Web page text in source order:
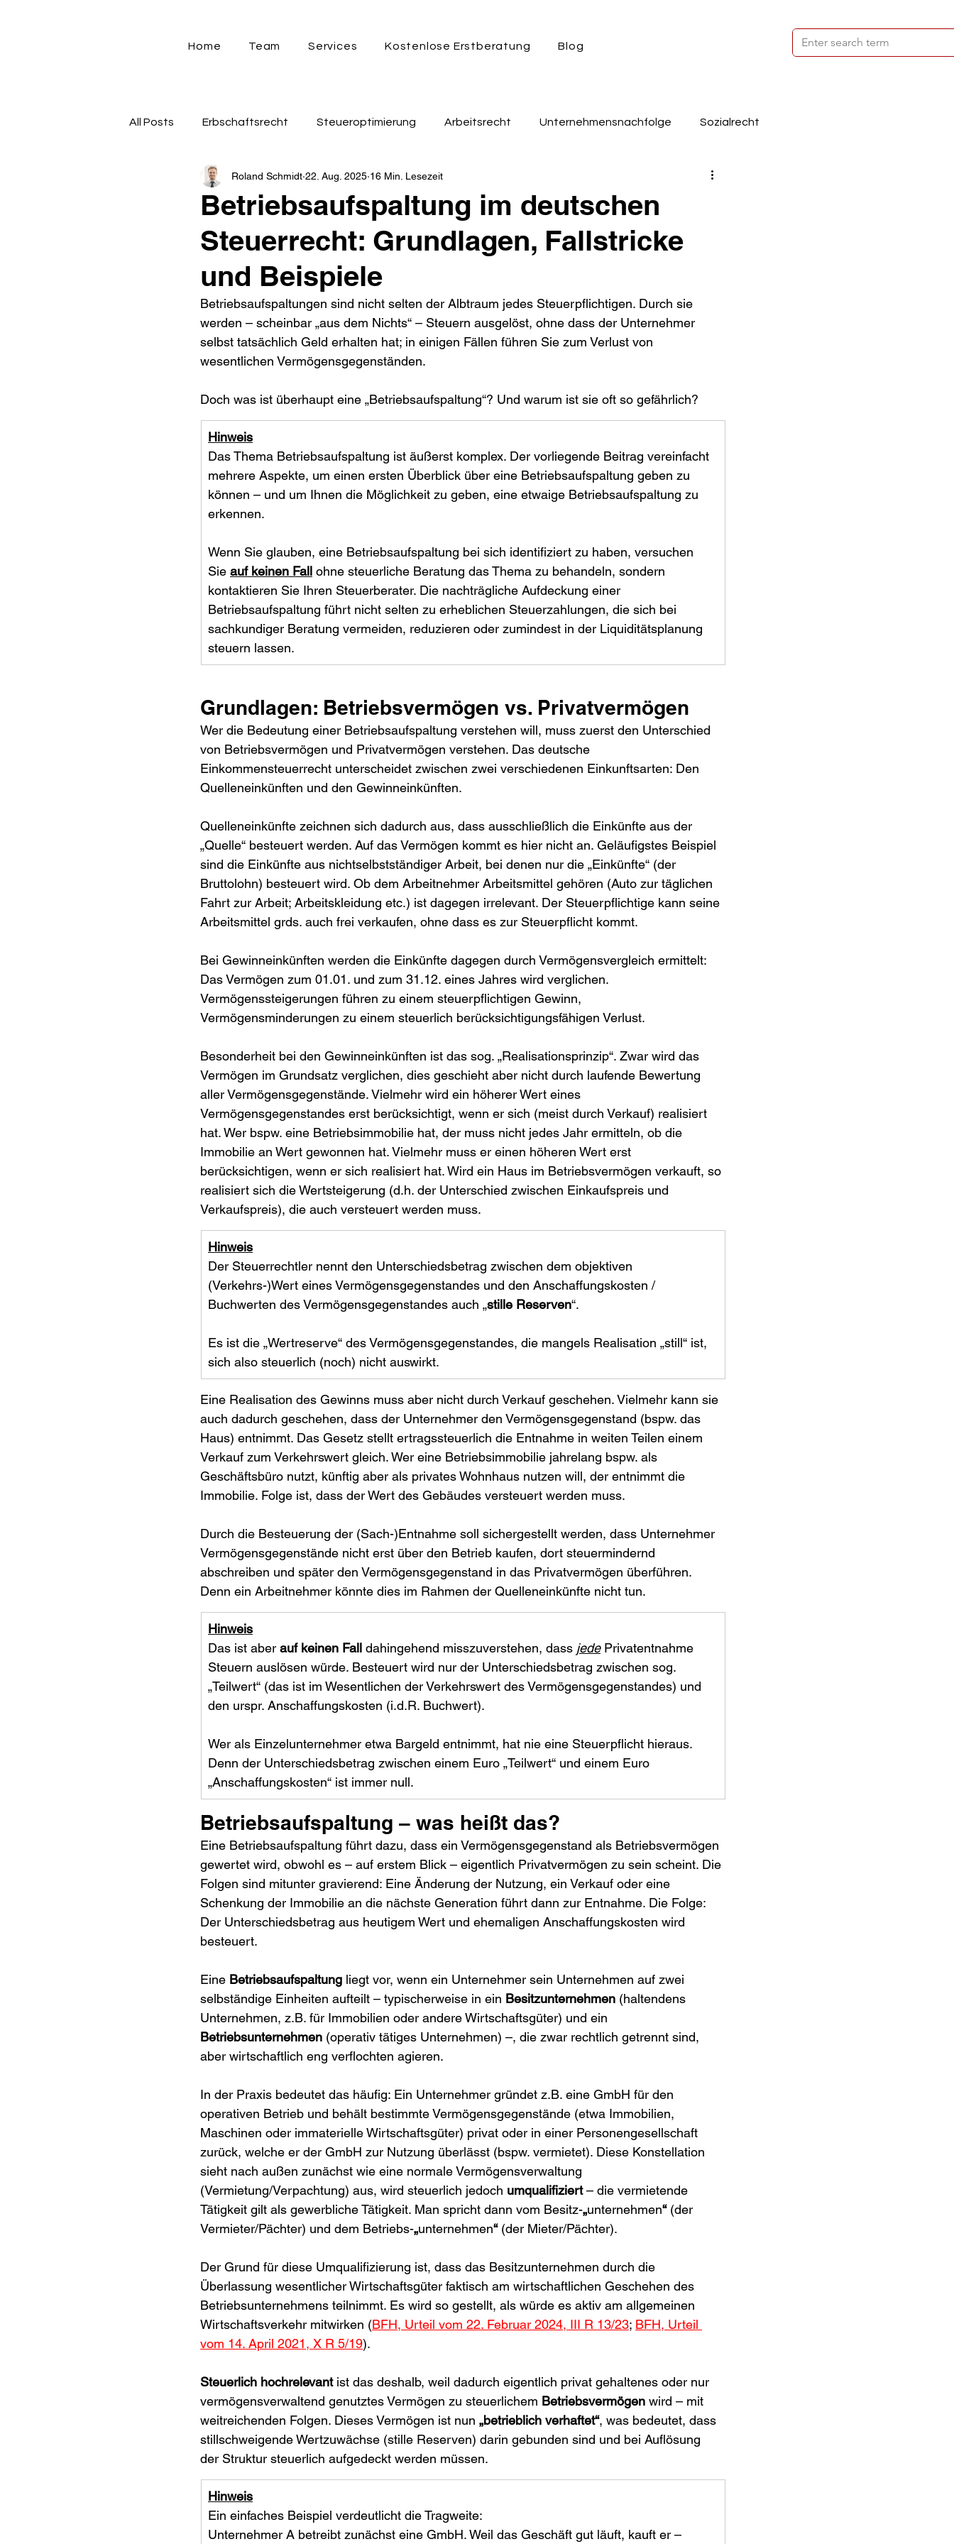
Home Team Services Kostenlose Erstberatung Blog
All Posts Erbschaftsrecht Steueroptimierung Arbeitsrecht Unternehmensnachfolge Sozialrecht
Strafrecht Verwaltungsrecht Insolvenzrecht Steuerrecht
Gewerbesteuer Sozialversicherungsrecht Zivilrecht
Betriebsaufspaltung im deutschen
Steuerrecht: Grundlagen, Fallstricke
und Beispiele
Roland Schmidt 22. Aug. 2025 16 Min. Lesezeit
Betriebsaufspaltungen sind nicht selten der Albtraum jedes Steuerpflichtigen. Durch sie
werden – scheinbar „aus dem Nichts“ – Steuern ausgelöst, ohne dass der Unternehmer
selbst tatsächlich Geld erhalten hat; in einigen Fällen führen Sie zum Verlust von
wesentlichen Vermögensgegenständen.
Doch was ist überhaupt eine „Betriebsaufspaltung“? Und warum ist sie oft so gefährlich?
Hinweis
Das Thema Betriebsaufspaltung ist äußerst komplex. Der vorliegende Beitrag vereinfacht
mehrere Aspekte, um einen ersten Überblick über eine Betriebsaufspaltung geben zu
können – und um Ihnen die Möglichkeit zu geben, eine etwaige Betriebsaufspaltung zu
erkennen.
Wenn Sie glauben, eine Betriebsaufspaltung bei sich identifiziert zu haben, versuchen
Sie auf keinen Fall ohne steuerliche Beratung das Thema zu behandeln, sondern
kontaktieren Sie Ihren Steuerberater. Die nachträgliche Aufdeckung einer
Betriebsaufspaltung führt nicht selten zu erheblichen Steuerzahlungen, die sich bei
sachkundiger Beratung vermeiden, reduzieren oder zumindest in der Liquiditätsplanung
steuern lassen.
Grundlagen: Betriebsvermögen vs. Privatvermögen
Wer die Bedeutung einer Betriebsaufspaltung verstehen will, muss zuerst den Unterschied
von Betriebsvermögen und Privatvermögen verstehen. Das deutsche
Einkommensteuerrecht unterscheidet zwischen zwei verschiedenen Einkunftsarten: Den
Quelleneinkünften und den Gewinneinkünften.
Quelleneinkünfte zeichnen sich dadurch aus, dass ausschließlich die Einkünfte aus der
„Quelle“ besteuert werden. Auf das Vermögen kommt es hier nicht an. Geläufigstes Beispiel
sind die Einkünfte aus nichtselbstständiger Arbeit, bei denen nur die „Einkünfte“ (der
Bruttolohn) besteuert wird. Ob dem Arbeitnehmer Arbeitsmittel gehören (Auto zur täglichen
Fahrt zur Arbeit; Arbeitskleidung etc.) ist dagegen irrelevant. Der Steuerpflichtige kann seine
Arbeitsmittel grds. auch frei verkaufen, ohne dass es zur Steuerpflicht kommt.
Bei Gewinneinkünften werden die Einkünfte dagegen durch Vermögensvergleich ermittelt:
Das Vermögen zum 01.01. und zum 31.12. eines Jahres wird verglichen.
Vermögenssteigerungen führen zu einem steuerpflichtigen Gewinn,
Vermögensminderungen zu einem steuerlich berücksichtigungsfähigen Verlust.
Besonderheit bei den Gewinneinkünften ist das sog. „Realisationsprinzip“. Zwar wird das
Vermögen im Grundsatz verglichen, dies geschieht aber nicht durch laufende Bewertung
aller Vermögensgegenstände. Vielmehr wird ein höherer Wert eines
Vermögensgegenstandes erst berücksichtigt, wenn er sich (meist durch Verkauf) realisiert
hat. Wer bspw. eine Betriebsimmobilie hat, der muss nicht jedes Jahr ermitteln, ob die
Immobilie an Wert gewonnen hat. Vielmehr muss er einen höheren Wert erst
berücksichtigen, wenn er sich realisiert hat. Wird ein Haus im Betriebsvermögen verkauft, so
realisiert sich die Wertsteigerung (d.h. der Unterschied zwischen Einkaufspreis und
Verkaufspreis), die auch versteuert werden muss.
Hinweis
Der Steuerrechtler nennt den Unterschiedsbetrag zwischen dem objektiven
(Verkehrs-)Wert eines Vermögensgegenstandes und den Anschaffungskosten /
Buchwerten des Vermögensgegenstandes auch „stille Reserven“.
Es ist die „Wertreserve“ des Vermögensgegenstandes, die mangels Realisation „still“ ist,
sich also steuerlich (noch) nicht auswirkt.
Eine Realisation des Gewinns muss aber nicht durch Verkauf geschehen. Vielmehr kann sie
auch dadurch geschehen, dass der Unternehmer den Vermögensgegenstand (bspw. das
Haus) entnimmt. Das Gesetz stellt ertragssteuerlich die Entnahme in weiten Teilen einem
Verkauf zum Verkehrswert gleich. Wer eine Betriebsimmobilie jahrelang bspw. als
Geschäftsbüro nutzt, künftig aber als privates Wohnhaus nutzen will, der entnimmt die
Immobilie. Folge ist, dass der Wert des Gebäudes versteuert werden muss.
Durch die Besteuerung der (Sach-)Entnahme soll sichergestellt werden, dass Unternehmer
Vermögensgegenstände nicht erst über den Betrieb kaufen, dort steuermindernd
abschreiben und später den Vermögensgegenstand in das Privatvermögen überführen.
Denn ein Arbeitnehmer könnte dies im Rahmen der Quelleneinkünfte nicht tun.
Hinweis
Das ist aber auf keinen Fall dahingehend misszuverstehen, dass jede Privatentnahme
Steuern auslösen würde. Besteuert wird nur der Unterschiedsbetrag zwischen sog.
„Teilwert“ (das ist im Wesentlichen der Verkehrswert des Vermögensgegenstandes) und
den urspr. Anschaffungskosten (i.d.R. Buchwert).
Wer als Einzelunternehmer etwa Bargeld entnimmt, hat nie eine Steuerpflicht hieraus.
Denn der Unterschiedsbetrag zwischen einem Euro „Teilwert“ und einem Euro
„Anschaffungskosten“ ist immer null.
Betriebsaufspaltung – was heißt das?
Eine Betriebsaufspaltung führt dazu, dass ein Vermögensgegenstand als Betriebsvermögen
gewertet wird, obwohl es – auf erstem Blick – eigentlich Privatvermögen zu sein scheint. Die
Folgen sind mitunter gravierend: Eine Änderung der Nutzung, ein Verkauf oder eine
Schenkung der Immobilie an die nächste Generation führt dann zur Entnahme. Die Folge:
Der Unterschiedsbetrag aus heutigem Wert und ehemaligen Anschaffungskosten wird
besteuert.
Eine Betriebsaufspaltung liegt vor, wenn ein Unternehmer sein Unternehmen auf zwei
selbständige Einheiten aufteilt – typischerweise in ein Besitzunternehmen (haltendens
Unternehmen, z.B. für Immobilien oder andere Wirtschaftsgüter) und ein
Betriebsunternehmen (operativ tätiges Unternehmen) –, die zwar rechtlich getrennt sind,
aber wirtschaftlich eng verflochten agieren.
In der Praxis bedeutet das häufig: Ein Unternehmer gründet z.B. eine GmbH für den
operativen Betrieb und behält bestimmte Vermögensgegenstände (etwa Immobilien,
Maschinen oder immaterielle Wirtschaftsgüter) privat oder in einer Personengesellschaft
zurück, welche er der GmbH zur Nutzung überlässt (bspw. vermietet). Diese Konstellation
sieht nach außen zunächst wie eine normale Vermögensverwaltung
(Vermietung/Verpachtung) aus, wird steuerlich jedoch umqualifiziert – die vermietende
Tätigkeit gilt als gewerbliche Tätigkeit. Man spricht dann vom Besitz-„unternehmen“ (der
Vermieter/Pächter) und dem Betriebs-„unternehmen“ (der Mieter/Pächter).
Der Grund für diese Umqualifizierung ist, dass das Besitzunternehmen durch die
Überlassung wesentlicher Wirtschaftsgüter faktisch am wirtschaftlichen Geschehen des
Betriebsunternehmens teilnimmt. Es wird so gestellt, als würde es aktiv am allgemeinen
Wirtschaftsverkehr mitwirken (BFH, Urteil vom 22. Februar 2024, III R 13/23; BFH, Urteil
vom 14. April 2021, X R 5/19).
Steuerlich hochrelevant ist das deshalb, weil dadurch eigentlich privat gehaltenes oder nur
vermögensverwaltend genutztes Vermögen zu steuerlichem Betriebsvermögen wird – mit
weitreichenden Folgen. Dieses Vermögen ist nun „betrieblich verhaftet“, was bedeutet, dass
stillschweigende Wertzuwächse (stille Reserven) darin gebunden sind und bei Auflösung
der Struktur steuerlich aufgedeckt werden müssen.
Hinweis
Ein einfaches Beispiel verdeutlicht die Tragweite:
Unternehmer A betreibt zunächst eine GmbH. Weil das Geschäft gut läuft, kauft er –